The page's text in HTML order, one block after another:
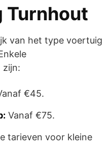
Turnhout
van het type voertuig
zijn:
€45.
Vanaf €75.
tarieven voor kleine